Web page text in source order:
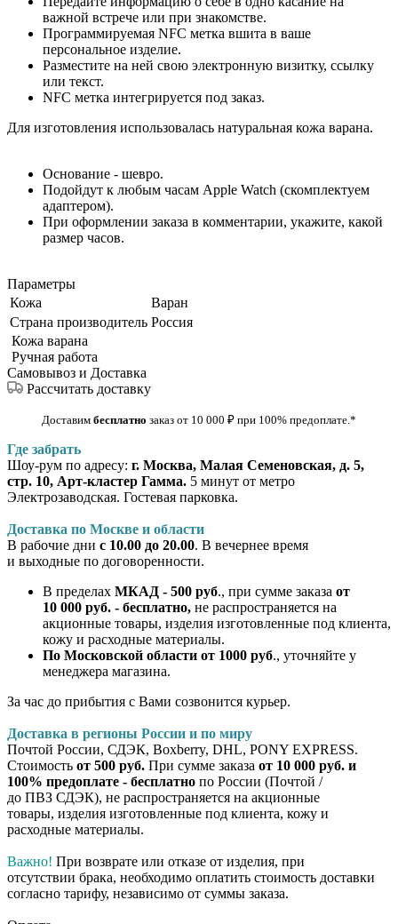
важной встрече или при знакомстве.
Программируемая NFC метка вшита в ваше
персональное изделие.
Разместите на ней свою электронную визитку, ссылку
или текст.
NFC метка интегрируется под заказ.
Для изготовления использовалась натуральная кожа варана.
Основание - шевро.
Подойдут к любым часам Apple Watch (скомплектуем
адаптером).
При оформлении заказа в комментарии, укажите, какой
размер часов.
Параметры
Кожа
Варан
Страна производитель Россия
Кожа варана
Ручная работа
Самовывоз и Доставка
Рассчитать доставку
Доставим бесплатно заказ от 10 000 ₽ при 100% предоплате .*
Где забрать
Шоу-рум по адресу: г. Москва, Малая Семеновская, д. 5,
стр. 10, Арт-кластер Гамма. 5 минут от метро
Электрозаводская. Гостевая парковка.
Доставка по Москве и области
В рабочие дни с 10.00 до 20.00. В вечернее время
и выходные по договоренности.
В пределах МКАД - 500 руб., при сумме заказа от
10 000 руб. - бесплатно, не распространяется на
акционные товары, изделия изготовленные под клиента,
кожу и расходные материалы.
По Московской области от 1000 руб., уточняйте у
менеджера магазина.
За час до прибытия с Вами созвонится курьер.
Доставка в регионы России и по миру
Почтой России, СДЭК, Boxberry, DHL, PONY EXPRESS.
Стоимость от 500 руб. При сумме заказа от 10 000 руб. и
100% предоплате - бесплатно по России (Почтой /
до ПВЗ СДЭК), не распространяется на акционные
товары, изделия изготовленные под клиента, кожу и
расходные материалы.
Важно! При возврате или отказе от изделия, при
отсутствии брака, необходимо оплатить стоимость доставки
согласно тарифу, независимо от суммы заказа.